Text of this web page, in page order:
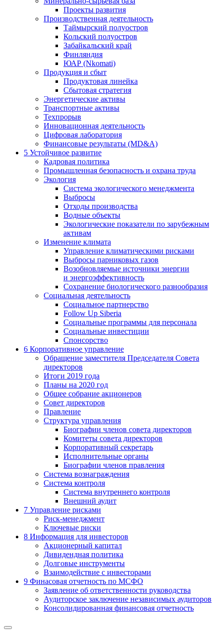
Проекты развития
Производственная деятельность
Таймырский полуостров
Кольский полуостров
Забайкальский край
Финляндия
ЮАР (Nkomati)
Продукция и сбыт
Продуктовая линейка
Сбытовая стратегия
Энергетические активы
Транспортные активы
Техпрорыв
Инновационная деятельность
Цифровая лаборатория
Финансовые результаты (MD&A)
5 Устойчивое развитие
Кадровая политика
Промышленная безопасность и охрана труда
Экология
Система экологического менеджмента
Выбросы
Отходы производства
Водные объекты
Экологические показатели по зарубежным
активам
Изменение климата
Управление климатическими рисками
Выбросы парниковых газов
Возобновляемые источники энергии
и энергоэффективность
Сохранение биологического разнообразия
Социальная деятельность
Социальное партнерство
Follow Up Siberia
Социальные программы для персонала
Социальные инвестиции
Спонсорство
6 Корпоративное управление
Обращение заместителя Председателя Совета
директоров
Итоги 2019 года
Планы на 2020 год
Общее собрание акционеров
Совет директоров
Правление
Структура управления
Биографии членов совета директоров
Комитеты совета директоров
Корпоративный секретарь
Исполнительные органы
Биографии членов правления
Система вознаграждения
Система контроля
Система внутреннего контроля
Внешний аудит
7 Управление рисками
Риск-менеджмент
Ключевые риски
8 Информация для инвесторов
Акционерный капитал
Дивидендная политика
Долговые инструменты
Взаимодействие с инвеcторами
9 Финасовая отчетность по МСФО
Заявление об ответственности руководства
Аудиторское заключение независимых аудиторов
Консолидированная финансовая отчетность